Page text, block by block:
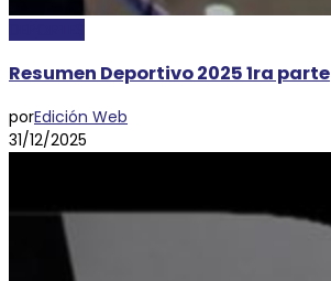
Resumen Deportivo 2025 1ra parte
porEdición Web
31/12/2025